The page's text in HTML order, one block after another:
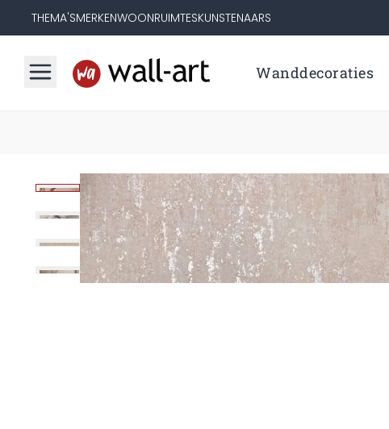
THEMA'SMERKENWOONRUIMTESKUNSTENAARS
Wanddecoraties